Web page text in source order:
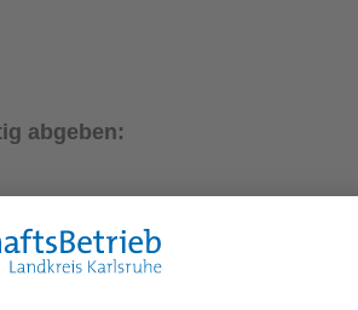
abgeben:
Bereich (bis zu 5 m³)